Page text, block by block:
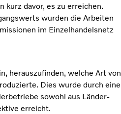
kurz davor, es zu erreichen.
wurden die Arbeiten
im Einzelhandelsnetz
herauszufinden, welche Art von
Dies wurde durch eine
sowohl aus Länder-
erreicht.